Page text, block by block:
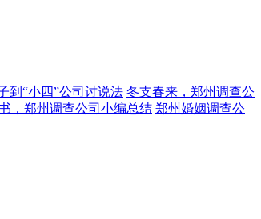
到“小四”公司讨说法 冬支春来，郑州调查公
，郑州调查公司小编总结 郑州婚姻调查公